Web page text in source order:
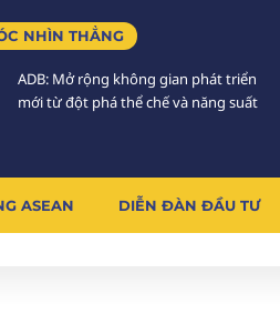
NHÌN THẲNG
ADB: Mở rộng không gian phát triển
mới từ đột phá thể chế và năng suất
ASEAN DIỄN ĐÀN ĐẦU TƯ